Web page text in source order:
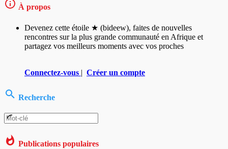
À propos
Devenez cette étoile ★ (bideew), faites de nouvelles
rencontres sur la plus grande communauté en Afrique et
partagez vos meilleurs moments avec vos proches
Connectez-vous | Créer un compte
Recherche
Publications populaires